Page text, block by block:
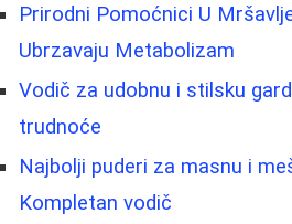
Prirodni Pomoćnici U
Ubrzavaju Metabolizam
Vodič za udobnu i stilsku
trudnoće
Najbolji puderi za masnu i
Kompletan vodič